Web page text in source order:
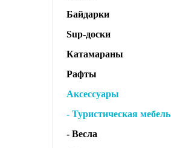
Байдарки
Sup-доски
Катамараны
Рафты
Аксессуары
- Туристическая мебель
- Весла